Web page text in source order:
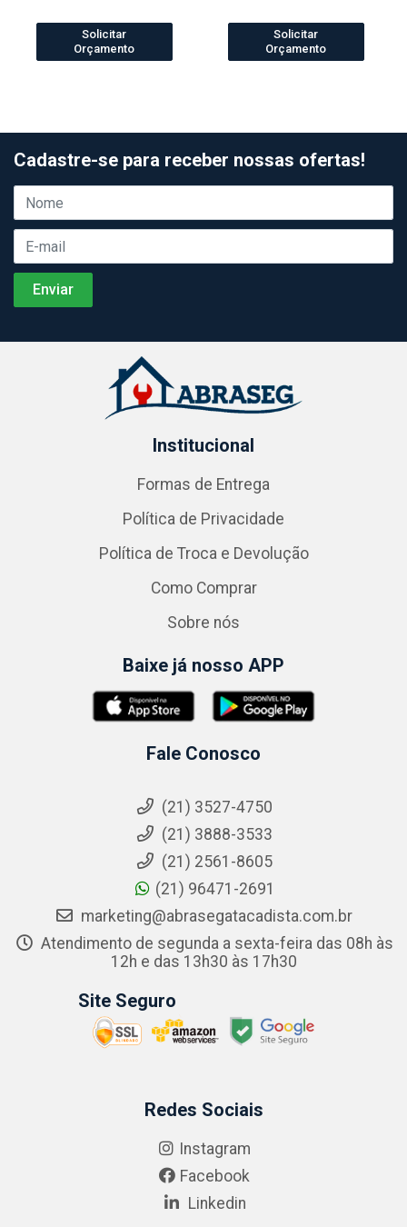
Solicitar
Orçamento
Solicitar
Orçamento
Cadastre-se para receber nossas ofertas!
Institucional
Formas de Entrega
Política de Privacidade
Política de Troca e Devolução
Como Comprar
Sobre nós
Baixe já nosso APP
Fale Conosco
(21) 3527-4750
(21) 3888-3533
(21) 2561-8605
(21) 96471-2691
marketing@abrasegatacadista.com.br
Atendimento de segunda a sexta-feira das 08h às
12h e das 13h30 às 17h30
Site Seguro
Redes Sociais
Instagram
Facebook
Linkedin